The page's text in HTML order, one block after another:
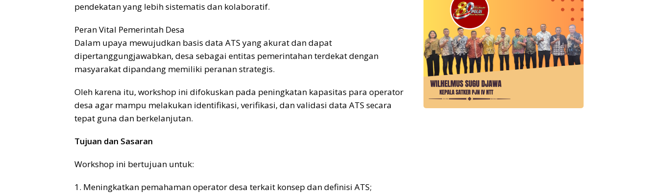
pendekatan yang lebih sistematis dan kolaboratif.
Peran Vital Pemerintah Desa
Dalam upaya mewujudkan basis data ATS yang akurat dan dapat
dipertanggungjawabkan, desa sebagai entitas pemerintahan terdekat dengan
masyarakat dipandang memiliki peranan strategis.
Oleh karena itu, workshop ini difokuskan pada peningkatan kapasitas para operator
desa agar mampu melakukan identifikasi, verifikasi, dan validasi data ATS secara
tepat guna dan berkelanjutan.
Tujuan dan Sasaran
Workshop ini bertujuan untuk:
1. Meningkatkan pemahaman operator desa terkait konsep dan definisi ATS;